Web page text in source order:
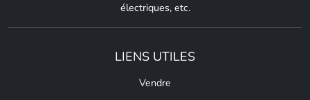
électriques, etc.
LIENS UTILES
Vendre